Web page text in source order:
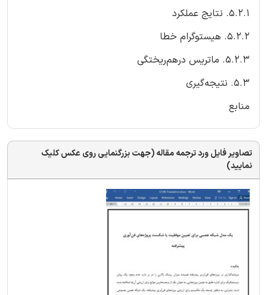
5.2.1. نتایج عملکرد
5.2.2. هیستوگرام خطا
5.2.3. ماتریس درهم‌ریختگی
5.3. نتیجه‌گیری
منابع
تصاویر فایل ورد ترجمه مقاله (جهت بزرگنمایی روی عکس کلیک
نمایید)